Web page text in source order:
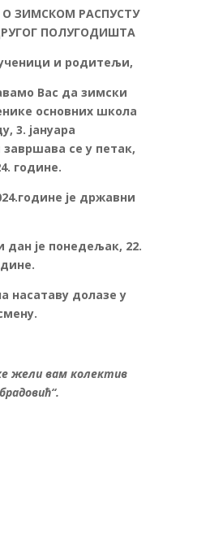
ЗИМСКОМ РАСПУСТУ
ПОЛУГОДИШТА
и родитељи,
Вас да зимски
основних школа
3. јануара
завршава се у петак,
године.
је државни
дан је понедељак, 22.
.
насатаву долазе у
жели вам колектив
.